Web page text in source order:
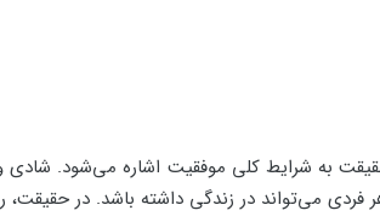
به شرایط کلی موفقیت اشاره می‌شود.
می‌تواند در زندگی داشته باشد. در